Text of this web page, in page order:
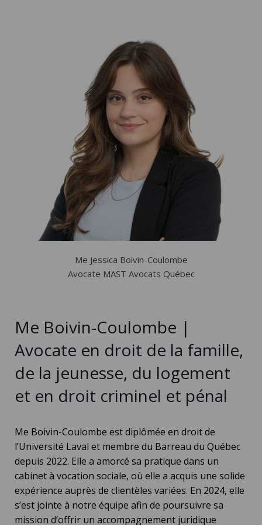
Me Boivin-Coulombe |
Avocate en droit de la famille,
de la jeunesse, du logement
et en droit criminel et pénal
Me Boivin-Coulombe est diplômée en droit de
l’Université Laval et membre du Barreau du Québec
depuis 2022. Elle a amorcé sa pratique dans un
cabinet à vocation sociale, où elle a acquis une solide
expérience auprès de clientèles variées. En 2024, elle
s’est jointe à notre équipe afin de poursuivre sa
mission d’offrir un accompagnement juridique
Me Jessica Boivin-Coulombe
Avocate MAST Avocats Québec